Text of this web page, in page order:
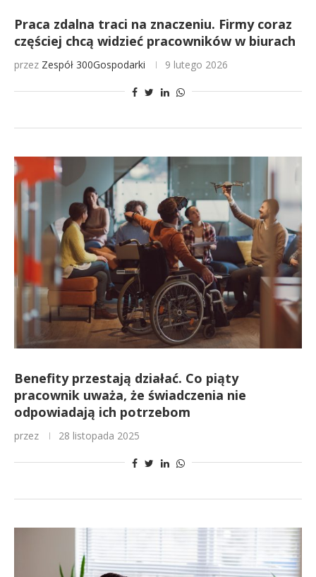
Praca zdalna traci na znaczeniu. Firmy coraz
częściej chcą widzieć pracowników w biurach
przez Zespół 300Gospodarki 9 lutego 2026
Benefity przestają działać. Co piąty
pracownik uważa, że świadczenia nie
odpowiadają ich potrzebom
przez 28 listopada 2025